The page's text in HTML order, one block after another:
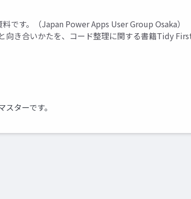
です。（Japan Power Apps User Group Osaka）
向き合いかたを、コード整理に関する書籍Tidy
ターです。